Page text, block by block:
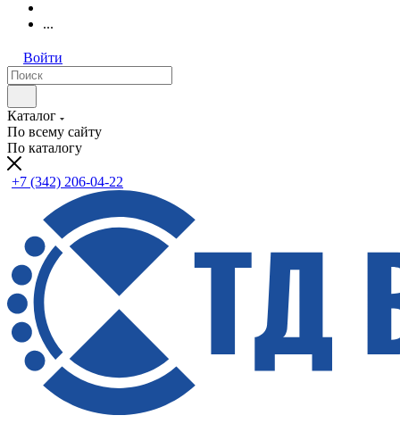
...
Войти
Каталог
По всему сайту
По каталогу
+7 (342) 206-04-22